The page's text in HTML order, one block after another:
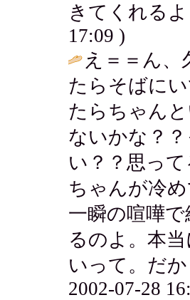
きてくれる
17:09 )
え＝＝ん
たらそばに
たらちゃん
ないかな？
い？？思っ
ちゃんが冷
一瞬の喧嘩
るのよ。本
いって。だ
2002-07-28